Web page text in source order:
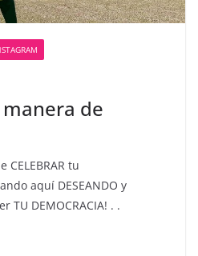
manera de
CELEBRAR tu
aquí DESEANDO y
TU DEMOCRACIA! . .